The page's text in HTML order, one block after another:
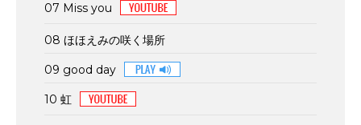
07 Miss you
08 ほほえみの咲く場所
09 good day
10 虹